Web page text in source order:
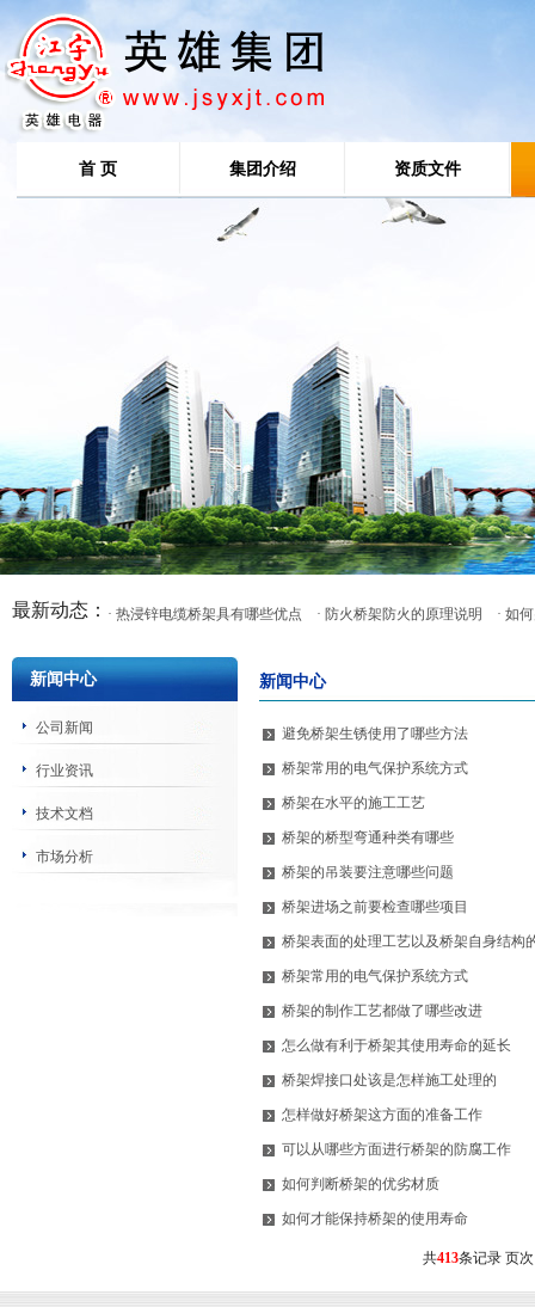
首 页 集团介绍 资质文件
最新动态： · 热浸锌电缆桥架具有哪些优点 · 防火桥架防火的原理说明 · 如
新闻中心
公司新闻
行业资讯
技术文档
市场分析
新闻中心
避免桥架生锈使用了哪些方法
桥架常用的电气保护系统方式
桥架在水平的施工工艺
桥架的桥型弯通种类有哪些
桥架的吊装要注意哪些问题
桥架进场之前要检查哪些项目
桥架表面的处理工艺以及桥架自身结构
桥架常用的电气保护系统方式
桥架的制作工艺都做了哪些改进
怎么做有利于桥架其使用寿命的延长
桥架焊接口处该是怎样施工处理的
怎样做好桥架这方面的准备工作
可以从哪些方面进行桥架的防腐工作
如何判断桥架的优劣材质
如何才能保持桥架的使用寿命
共413条记录 页